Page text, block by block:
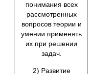
понимания всех
рассмотренных
вопросов теории и
умении применять
их при решении
задач.
2) Развитие